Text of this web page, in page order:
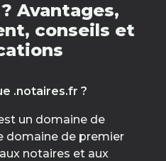
Avantages,
conseils et
.notaires.fr ?
un domaine de
domaine de premier
notaires et aux